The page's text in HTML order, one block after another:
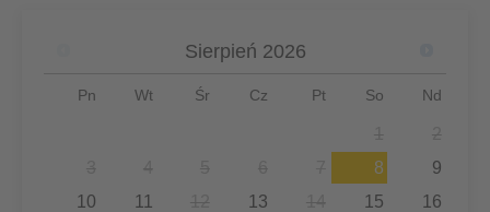
Sierpień 2026
Pn Wt Śr Cz Pt So Nd
1
2
3
4 5 6 8
9
10
11 12 13 14 15
16